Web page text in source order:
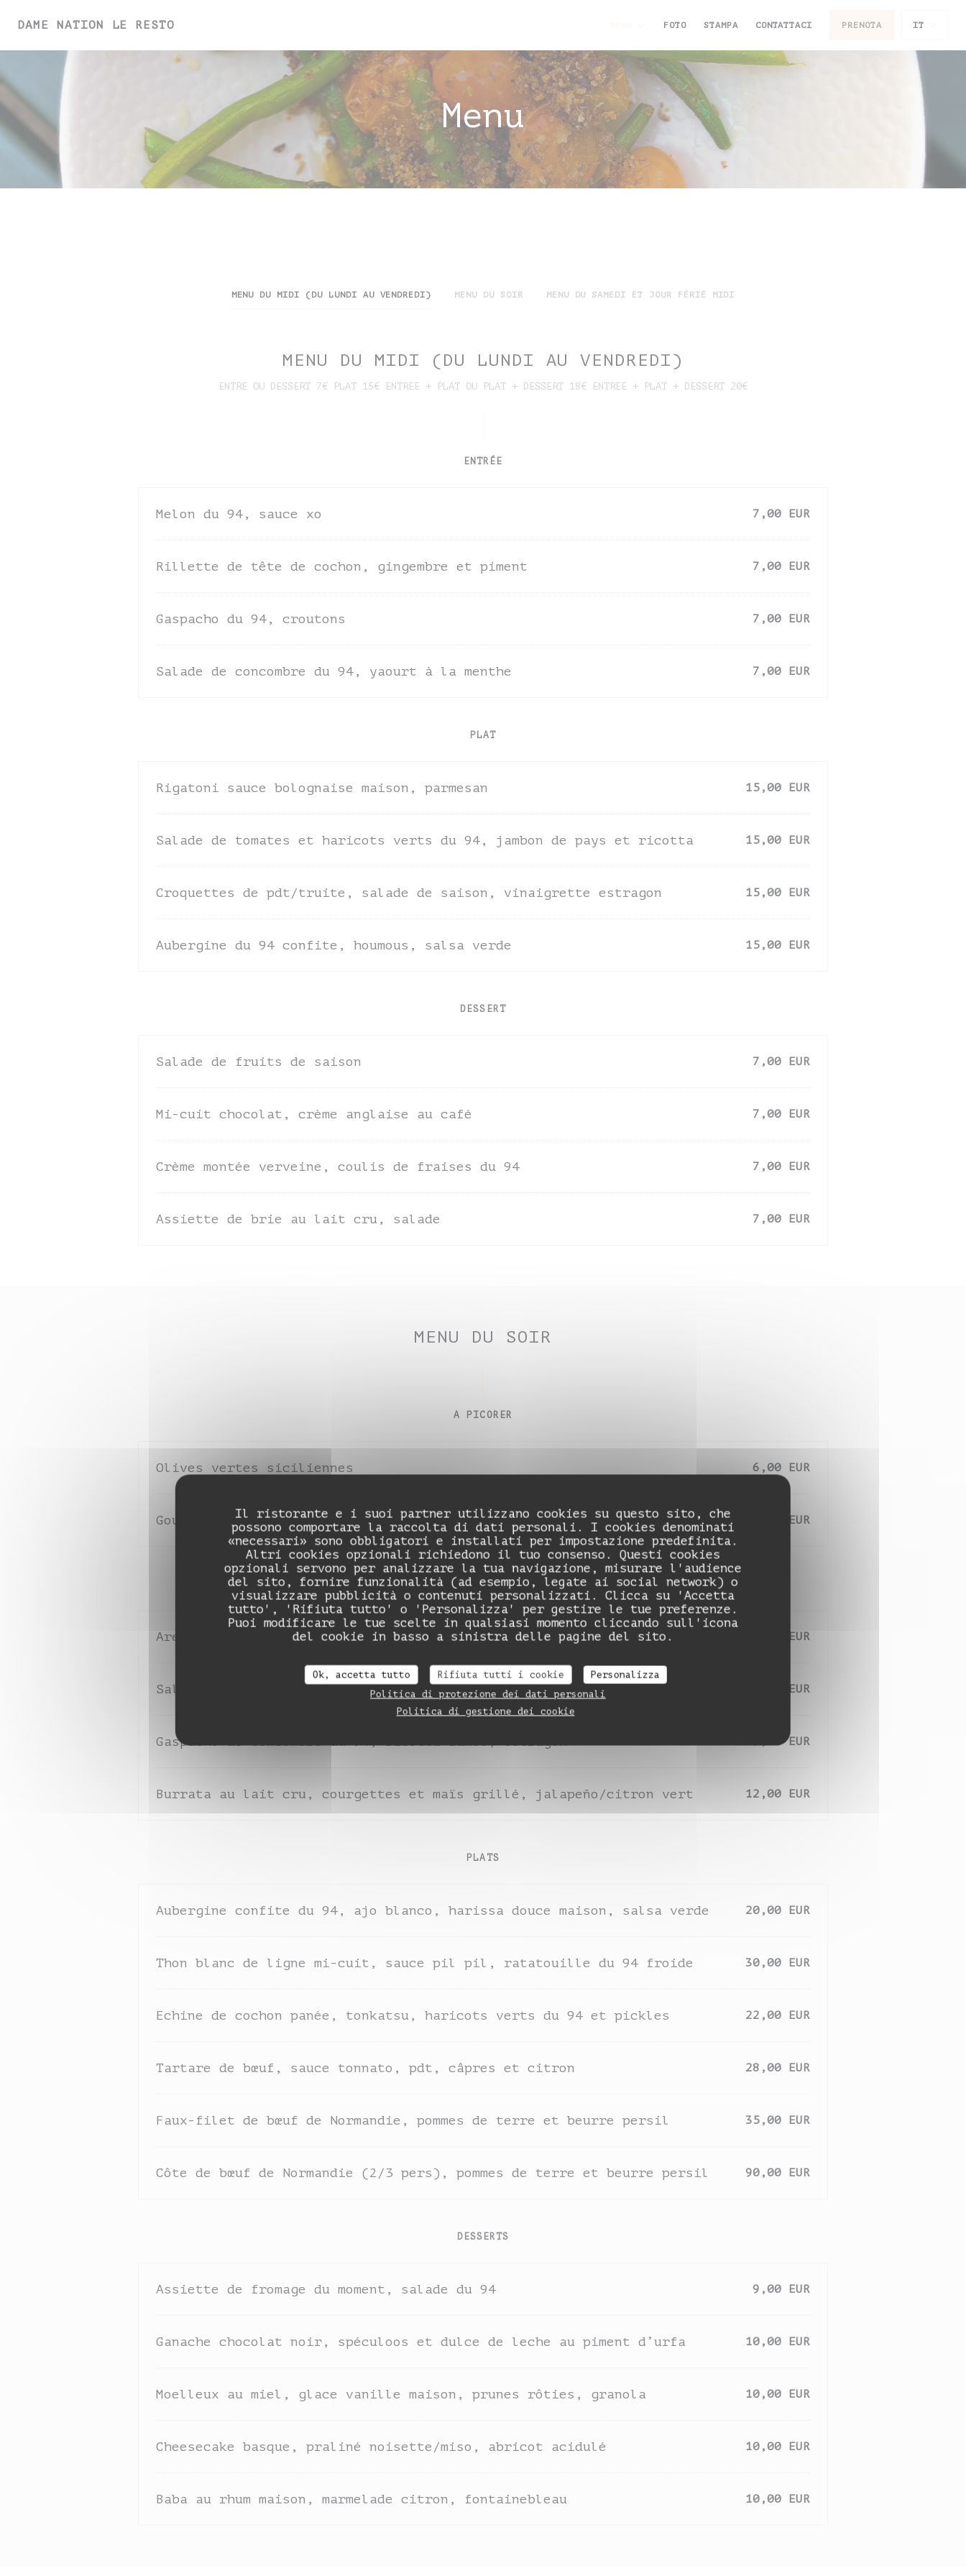
Il ristorante e i suoi partner utilizzano cookies su questo sito, che
possono comportare la raccolta di dati personali. I cookies denominati
«necessari» sono obbligatori e installati per impostazione predefinita.
Altri cookies opzionali richiedono il tuo consenso. Questi cookies
opzionali servono per analizzare la tua navigazione, misurare l'audience
del sito, fornire funzionalità (ad esempio, legate ai social network) o
visualizzare pubblicità o contenuti personalizzati. Clicca su 'Accetta
tutto', 'Rifiuta tutto' o 'Personalizza' per gestire le tue preferenze.
Puoi modificare le tue scelte in qualsiasi momento cliccando sull'icona
del cookie in basso a sinistra delle pagine del sito.
Ok, accetta tutto Rifiuta tutti i cookie
Personalizza
Politica di protezione dei dati personali
Politica di gestione dei cookie
DAME NATION LE RESTO FOTO STAMPA CONTATTACI PRENOTA IT
Menu
MENU DU MIDI (DU LUNDI AU VENDREDI) MENU DU SOIR MENU DU SAMEDI ET JOUR FÉRIÉ MIDI
MENU DU MIDI (DU LUNDI AU VENDREDI)
ENTRE OU DESSERT 7€ PLAT 15€ ENTREE + PLAT OU PLAT + DESSERT 18€ ENTREE + PLAT + DESSERT 20€
ENTRÉE
Melon du 94, sauce xo 7,00 EUR
Rillette de tête de cochon, gingembre et piment 7,00 EUR
Gaspacho du 94, croutons 7,00 EUR
Salade de concombre du 94, yaourt à la menthe 7,00 EUR
PLAT
Rigatoni sauce bolognaise maison, parmesan 15,00 EUR
Salade de tomates et haricots verts du 94, jambon de pays et ricotta 15,00 EUR
Croquettes de pdt/truite, salade de saison, vinaigrette estragon 15,00 EUR
Aubergine du 94 confite, houmous, salsa verde 15,00 EUR
DESSERT
Salade de fruits de saison 7,00 EUR
Mi-cuit chocolat, crème anglaise au café 7,00 EUR
Crème montée verveine, coulis de fraises du 94 7,00 EUR
Assiette de brie au lait cru, salade 7,00 EUR
MENU DU SOIR
A PICORER
Olives vertes siciliennes 6,00 EUR
Gouda'péro (dès de gouda vieux) 6,00 EUR
ENTRÉES
Arepa de poulpe, salsa macha, pickles 15,00 EUR
Salade de tomates du 94, soubressade maison 9,00 EUR
Gaspacho de concombre du 94, ricotta fumée, estragon 9,00 EUR
Burrata au lait cru, courgettes et maïs grillé, jalapeño/citron vert 12,00 EUR
PLATS
Aubergine confite du 94, ajo blanco, harissa douce maison, salsa verde 20,00 EUR
Thon blanc de ligne mi-cuit, sauce pil pil, ratatouille du 94 froide 30,00 EUR
Echine de cochon panée, tonkatsu, haricots verts du 94 et pickles 22,00 EUR
Tartare de bœuf, sauce tonnato, pdt, câpres et citron 28,00 EUR
Faux-filet de bœuf de Normandie, pommes de terre et beurre persil 35,00 EUR
Côte de bœuf de Normandie (2/3 pers), pommes de terre et beurre persil 90,00 EUR
DESSERTS
Assiette de fromage du moment, salade du 94 9,00 EUR
Ganache chocolat noir, spéculoos et dulce de leche au piment d’urfa 10,00 EUR
Moelleux au miel, glace vanille maison, prunes rôties, granola 10,00 EUR
Cheesecake basque, praliné noisette/miso, abricot acidulé 10,00 EUR
Baba au rhum maison, marmelade citron, fontainebleau 10,00 EUR
DAME NATION LE RESTO